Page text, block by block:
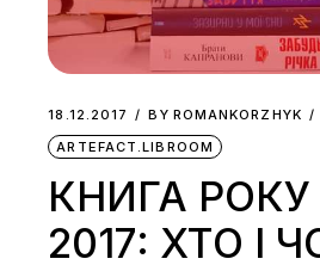
18.12.2017 BY ROMANKORZHYK
ARTEFACT.LIBROOM
КНИГА РОКУ
2017: ХТО І